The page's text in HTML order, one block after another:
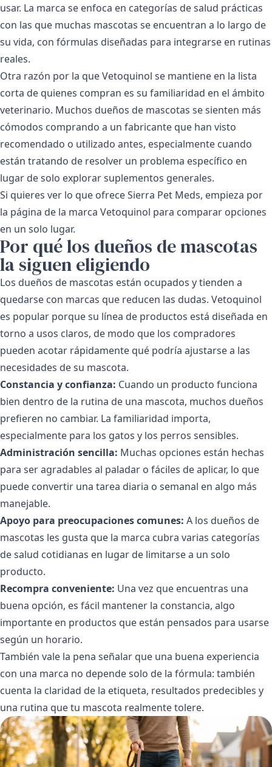
usar. La marca se enfoca en categorías de salud prácticas
con las que muchas mascotas se encuentran a lo largo de
su vida, con fórmulas diseñadas para integrarse en rutinas
reales.
Otra razón por la que Vetoquinol se mantiene en la lista
corta de quienes compran es su familiaridad en el ámbito
veterinario. Muchos dueños de mascotas se sienten más
cómodos comprando a un fabricante que han visto
recomendado o utilizado antes, especialmente cuando
están tratando de resolver un problema específico en
lugar de solo explorar suplementos generales.
Si quieres ver lo que ofrece Sierra Pet Meds, empieza por
la página de la marca Vetoquinol para comparar opciones
en un solo lugar.
Por qué los dueños de mascotas
la siguen eligiendo
Los dueños de mascotas están ocupados y tienden a
quedarse con marcas que reducen las dudas. Vetoquinol
es popular porque su línea de productos está diseñada en
torno a usos claros, de modo que los compradores
pueden acotar rápidamente qué podría ajustarse a las
necesidades de su mascota.
Constancia y confianza: Cuando un producto funciona
bien dentro de la rutina de una mascota, muchos dueños
prefieren no cambiar. La familiaridad importa,
especialmente para los gatos y los perros sensibles.
Administración sencilla: Muchas opciones están hechas
para ser agradables al paladar o fáciles de aplicar, lo que
puede convertir una tarea diaria o semanal en algo más
manejable.
Apoyo para preocupaciones comunes: A los dueños de
mascotas les gusta que la marca cubra varias categorías
de salud cotidianas en lugar de limitarse a un solo
producto.
Recompra conveniente: Una vez que encuentras una
buena opción, es fácil mantener la constancia, algo
importante en productos que están pensados para usarse
según un horario.
También vale la pena señalar que una buena experiencia
con una marca no depende solo de la fórmula: también
cuenta la claridad de la etiqueta, resultados predecibles y
una rutina que tu mascota realmente tolere.